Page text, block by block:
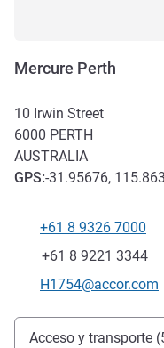
Mercure Perth
10 Irwin Street
6000 PERTH
AUSTRALIA
GPS:-31.95676,
Teléfono
+61 8 9326 7000
Fax
+61 8 9221 3344
Correo electrónico
H1754@accor.com
Acceso y transporte
Acceso y transporte